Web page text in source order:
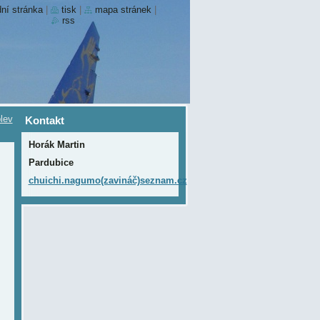
Kontakt
Horák Martin
Pardubice
chuichi.nagumo(zavináč)seznam.cz
stránka tisk mapa stránek
rss